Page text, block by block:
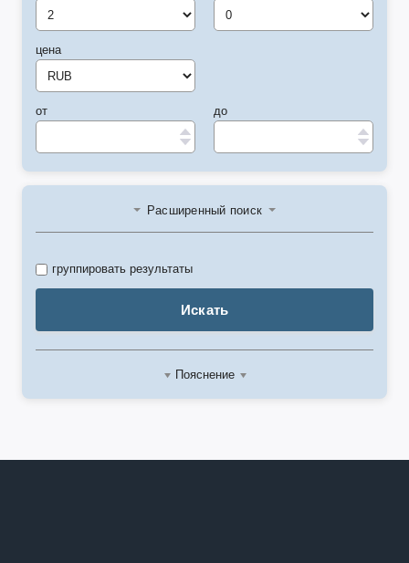
цена
от до
Расширенный поиск
Искать
группировать результаты
Пояснение